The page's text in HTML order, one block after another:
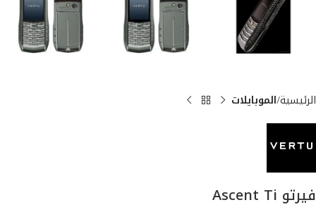
الرئيسية الموبايلات
فيرتو Ascent Ti